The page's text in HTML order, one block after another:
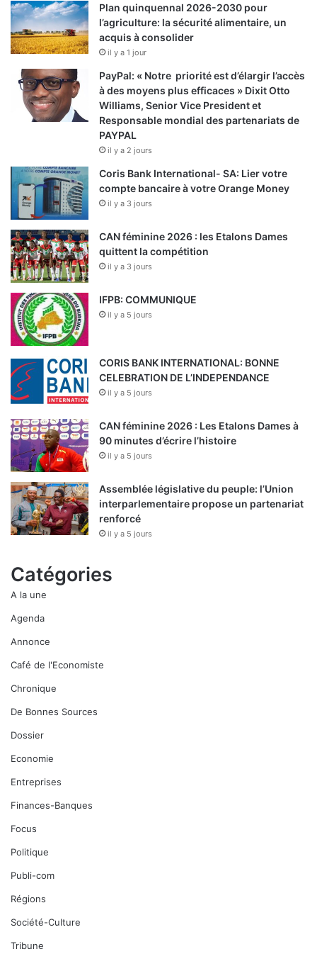
Plan quinquennal 2026-2030 pour
l’agriculture: la sécurité alimentaire, un
acquis à consolider
il y a 1 jour
PayPal: « Notre priorité est d’élargir l’accès
à des moyens plus efficaces » Dixit Otto
Williams, Senior Vice President et
Responsable mondial des partenariats de
PAYPAL
il y a 2 jours
Coris Bank International- SA: Lier votre
compte bancaire à votre Orange Money
il y a 3 jours
CAN féminine 2026 : les Etalons Dames
quittent la compétition
il y a 3 jours
IFPB: COMMUNIQUE
il y a 5 jours
CORIS BANK INTERNATIONAL: BONNE
CELEBRATION DE L’INDEPENDANCE
il y a 5 jours
CAN féminine 2026 : Les Etalons Dames à
90 minutes d’écrire l’histoire
il y a 5 jours
Assemblée législative du peuple: l’Union
interparlementaire propose un partenariat
renforcé
il y a 5 jours
Catégories
A la une
Agenda
Annonce
Café de l'Economiste
Chronique
De Bonnes Sources
Dossier
Economie
Entreprises
Finances-Banques
Focus
Politique
Publi-com
Régions
Société-Culture
Tribune